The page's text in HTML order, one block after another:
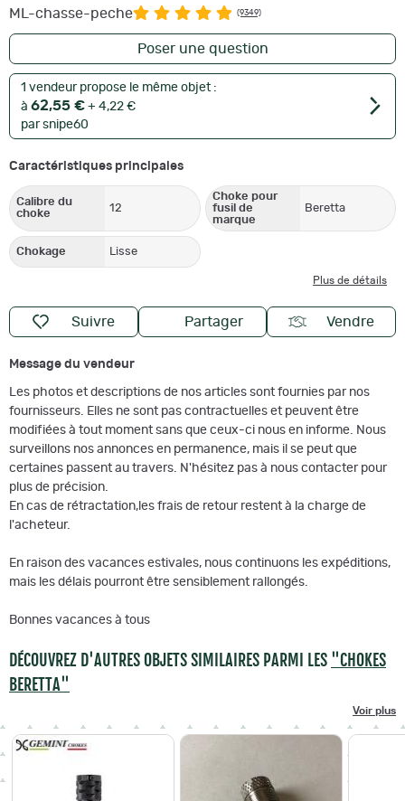
ML-chasse-peche (9349)
Poser une question
1 vendeur propose le même objet :
à 62,55 € + 4,22 €
par snipe60
Caractéristiques principales
Calibre du
choke
12
Choke pour
fusil de
marque
Beretta
Chokage Lisse
Plus de détails
Suivre Partager Vendre
Message du vendeur
Les photos et descriptions de nos articles sont fournies par nos
fournisseurs. Elles ne sont pas contractuelles et peuvent être
modifiées à tout moment sans que ceux-ci nous en informe. Nous
surveillons nos annonces en permanence, mais il se peut que
certaines passent au travers. N'hésitez pas à nous contacter pour
plus de précision.
En cas de rétractation,les frais de retour restent à la charge de
l'acheteur.
En raison des vacances estivales, nous continuons les expéditions,
mais les délais pourront être sensiblement rallongés.
Bonnes vacances à tous
DÉCOUVREZ D'AUTRES OBJETS SIMILAIRES PARMI LES "CHOKES
BERETTA"
Voir plus